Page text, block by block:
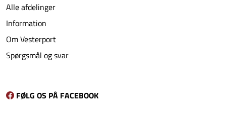
Alle afdelinger
Information
Om Vesterport
Spørgsmål og svar
FØLG OS PÅ FACEBOOK